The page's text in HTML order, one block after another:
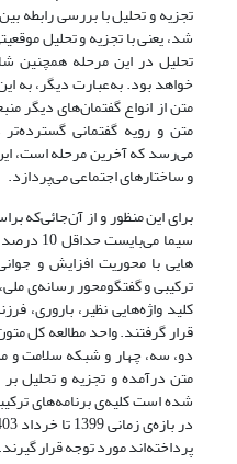
تجزیه و تحلیل با بررسی رابطه
شد، یعنی با تجزیه و تحلیل
تحلیل در این مرحله همچنین
خواهد بود. به‌عبارت دیگر، به
متن از انواع گفتمان‌های دیگر
متن و رویه گفتمانی
می‌رسد که آخرین مرحله است،
و ساختارهای اجتماعی می‌پردازد.
برای این منظور و از آن‌جائی‌که
سیما
هایی با محوریت افزایش و
ترکیبی و گفتگومحور رسانه‌ی
کلید واژه‌هایی نظیر،
قرار گرفتند. واحد مطالعه کل
دو، سه، چهار و شبکه سلامت و
متن درآمده و تجزیه و تحلیل
شده است کلیه‌ی برنامه‌های
پرداخته‌اند مورد توجه قرار گیرند.